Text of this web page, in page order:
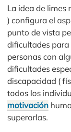
La idea de limes
) configura el
punto de vista
dificultades para
personas con
dificultades
discapacidad (
todos los
motivación
superarlas.